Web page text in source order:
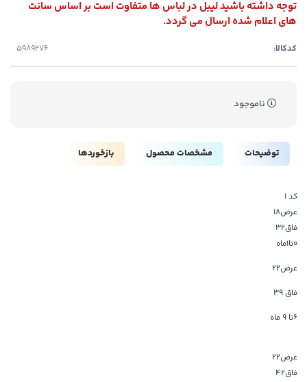
توجه داشته باشید لیبل در لباس ها متفاوت است بر اساس سانت
های اعلام شده ارسال می گردد.
کدکالا:
ناموجود
توضیحات مشخصات محصول بازخوردها
کد ۱
عرض۱۸
فاق۳۲
۰تا۱ماه
عرض22
فاق 39
6تا 9 ماه
عرض۲۲
فاق۴۲